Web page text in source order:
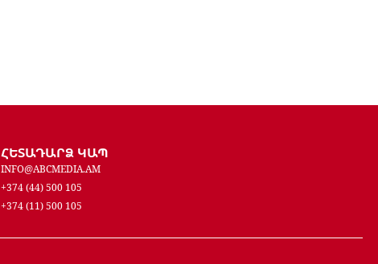
ՀԵՏԱԴԱՐՁ ԿԱՊ
INFO@ABCMEDIA.AM
+374 (44) 500 105
+374 (11) 500 105